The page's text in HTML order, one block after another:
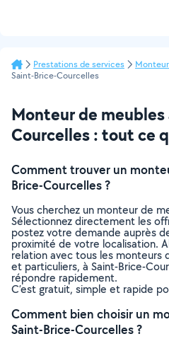
Prestations de services
Saint-Brice-Courcelles
Monteur de meubles
Courcelles : tout ce
Comment trouver un
Brice-Courcelles ?
Vous cherchez un monteur de
Sélectionnez directement les
postez votre demande auprès
proximité de votre localisation.
relation avec tous les monteurs
et particuliers, à Saint-Brice-
répondre rapidement.
C’est gratuit, simple et rapide
Comment bien choisir un
Saint-Brice-Courcelles ?